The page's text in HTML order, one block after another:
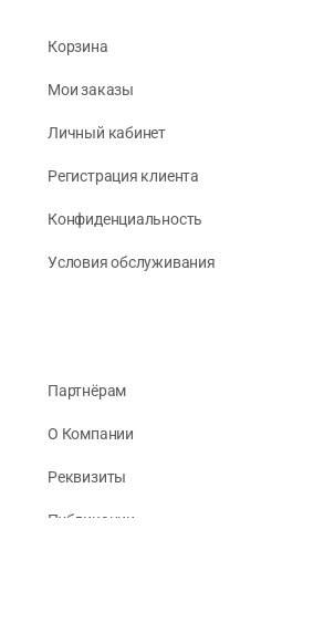
Корзина
Мои заказы
Личный кабинет
Регистрация клиента
Конфиденциальность
Условия обслуживания
Партнёрам
О Компании
Реквизиты
Публикации